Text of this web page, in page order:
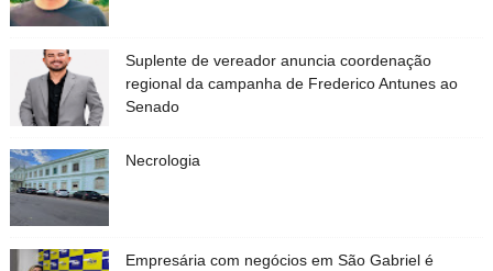
Suplente de vereador anuncia coordenação
regional da campanha de Frederico Antunes ao
Senado
Necrologia
Empresária com negócios em São Gabriel é